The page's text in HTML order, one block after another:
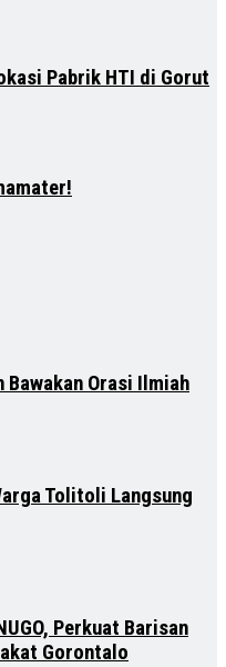
Pabrik HTI di Gorut
Bawakan Orasi Ilmiah
Tolitoli Langsung
Perkuat Barisan
Gorontalo